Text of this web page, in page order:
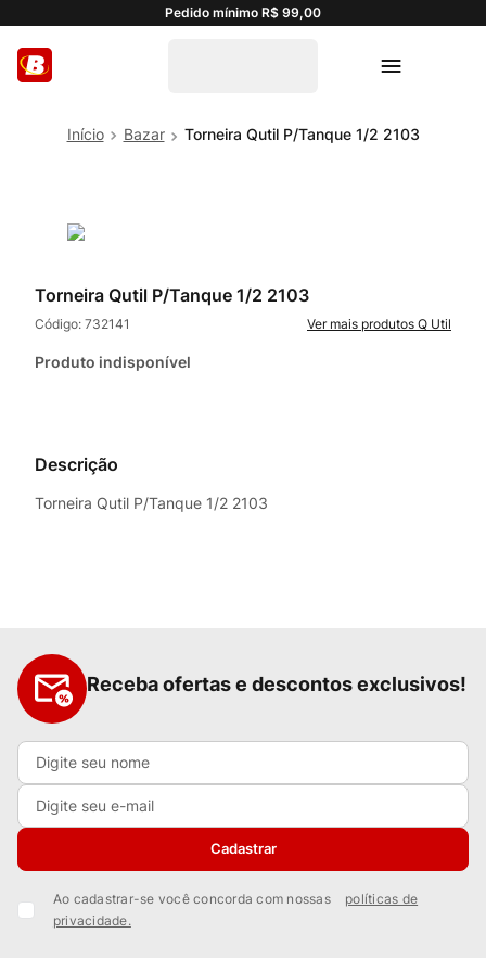
Pedido mínimo R$ 99,00
Bazar Torneira Qutil P/Tanque 1/2 2103
Torneira Qutil P/Tanque 1/2 2103
Código: 732141 Q Util
Produto indisponível
Descrição
Torneira Qutil P/Tanque 1/2 2103
Receba ofertas e descontos exclusivos!
Cadastrar
Ao cadastrar-se você concorda com nossas
políticas de
privacidade.